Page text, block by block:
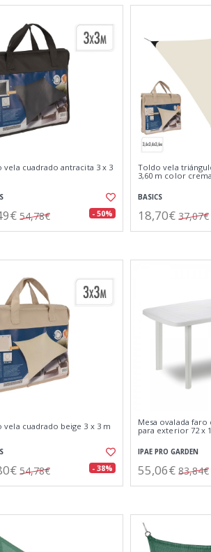
vela cuadrado antracita 3 x 3
54,78€ - 50%
Toldo vela
3,60 m color crema
BASICS
18,70€ 37,07€
vela cuadrado beige 3 x 3 m
54,78€ - 38%
Mesa ovalada
para exterior 72 x
IPAE PRO GARDEN
55,06€ 83,84€